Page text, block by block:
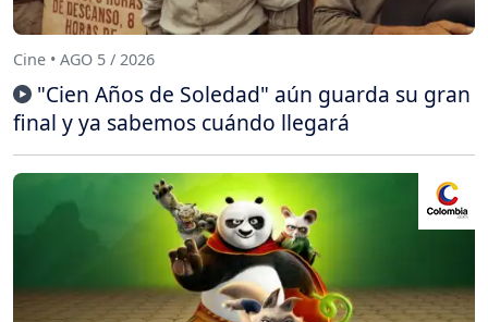
Cine • AGO 5 / 2026
"Cien Años de Soledad" aún guarda su gran
final y ya sabemos cuándo llegará